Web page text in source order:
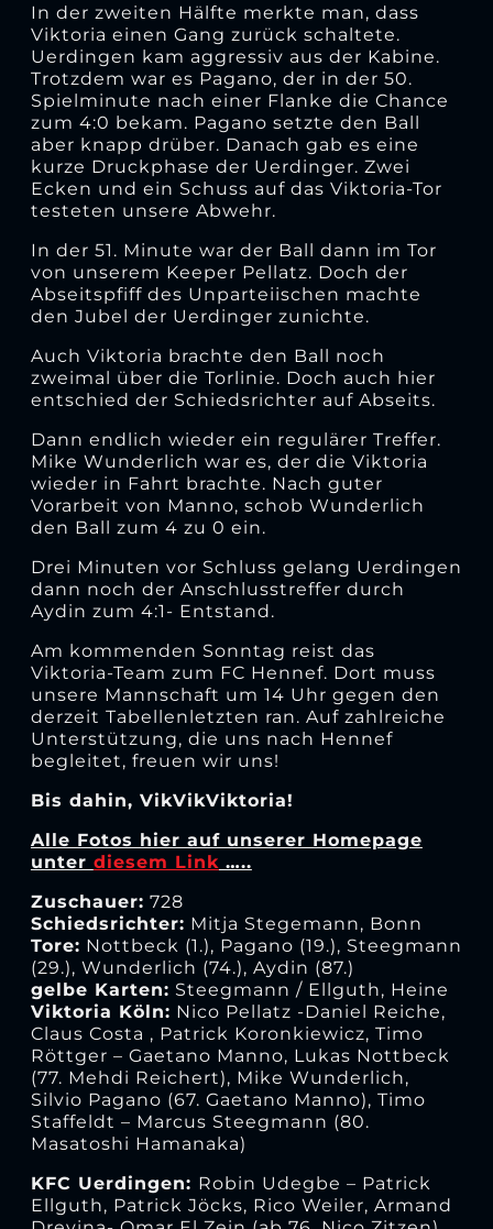
In der zweiten Hälfte merkte man, dass
Viktoria einen Gang zurück schaltete.
Uerdingen kam aggressiv aus der Kabine.
Trotzdem war es Pagano, der in der 50.
Spielminute nach einer Flanke die Chance
zum 4:0 bekam. Pagano setzte den Ball
aber knapp drüber. Danach gab es eine
kurze Druckphase der Uerdinger. Zwei
Ecken und ein Schuss auf das Viktoria-Tor
testeten unsere Abwehr.
In der 51. Minute war der Ball dann im Tor
von unserem Keeper Pellatz. Doch der
Abseitspfiff des Unparteiischen machte
den Jubel der Uerdinger zunichte.
Auch Viktoria brachte den Ball noch
zweimal über die Torlinie. Doch auch hier
entschied der Schiedsrichter auf Abseits.
Dann endlich wieder ein regulärer Treffer.
Mike Wunderlich war es, der die Viktoria
wieder in Fahrt brachte. Nach guter
Vorarbeit von Manno, schob Wunderlich
den Ball zum 4 zu 0 ein.
Drei Minuten vor Schluss gelang Uerdingen
dann noch der Anschlusstreffer durch
Aydin zum 4:1- Entstand.
Am kommenden Sonntag reist das
Viktoria-Team zum FC Hennef. Dort muss
unsere Mannschaft um 14 Uhr gegen den
derzeit Tabellenletzten ran. Auf zahlreiche
Unterstützung, die uns nach Hennef
begleitet, freuen wir uns!
Bis dahin, VikVikViktoria!
Alle Fotos hier auf unserer Homepage
unter diesem Link …..
Zuschauer: 728
Schiedsrichter: Mitja Stegemann, Bonn
Tore: Nottbeck (1.), Pagano (19.), Steegmann
(29.), Wunderlich (74.), Aydin (87.)
gelbe Karten: Steegmann / Ellguth, Heine
Viktoria Köln: Nico Pellatz -Daniel Reiche,
Claus Costa , Patrick Koronkiewicz, Timo
Röttger – Gaetano Manno, Lukas Nottbeck
(77. Mehdi Reichert), Mike Wunderlich,
Silvio Pagano (67. Gaetano Manno), Timo
Staffeldt – Marcus Steegmann (80.
Masatoshi Hamanaka)
KFC Uerdingen: Robin Udegbe – Patrick
Ellguth, Patrick Jöcks, Rico Weiler, Armand